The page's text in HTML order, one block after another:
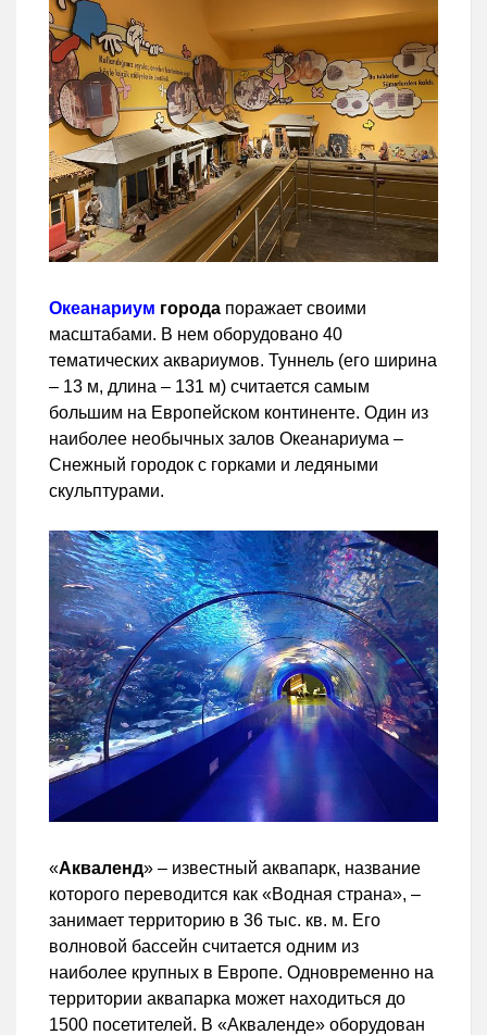
Океанариум города поражает своими
масштабами. В нем оборудовано 40
тематических аквариумов. Туннель (его ширина
– 13 м, длина – 131 м) считается самым
большим на Европейском континенте. Один из
наиболее необычных залов Океанариума –
Снежный городок с горками и ледяными
скульптурами.
«Акваленд» – известный аквапарк, название
которого переводится как «Водная страна», –
занимает территорию в 36 тыс. кв. м. Его
волновой бассейн считается одним из
наиболее крупных в Европе. Одновременно на
территории аквапарка может находиться до
1500 посетителей. В «Акваленде» оборудован